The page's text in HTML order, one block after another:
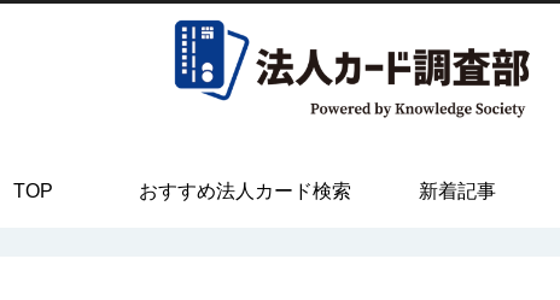
TOP おすすめ法人カード検索 新着記事